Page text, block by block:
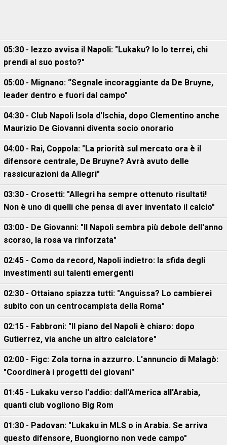
05:30 - Iezzo avvisa il Napoli: "Lukaku? Io lo terrei, chi
prendi al suo posto?"
05:00 - Mignano: “Segnale incoraggiante da De Bruyne,
leader dentro e fuori dal campo"
04:30 - Club Napoli Isola d'Ischia, dopo Clementino anche
Maurizio De Giovanni diventa socio onorario
04:00 - Rai, Coppola: "La priorità sul mercato ora è il
difensore centrale, De Bruyne? Avrà avuto delle
rassicurazioni da Allegri"
03:30 - Crosetti: "Allegri ha sempre ottenuto risultati!
Non è uno di quelli che pensa di aver inventato il calcio"
03:00 - De Giovanni: "Il Napoli sembra più debole dell'anno
scorso, la rosa va rinforzata"
02:45 - Como da record, Napoli indietro: la sfida degli
investimenti sui talenti emergenti
02:30 - Ottaiano spiazza tutti: "Anguissa? Lo cambierei
subito con un centrocampista della Roma"
02:15 - Fabbroni: "Il piano del Napoli è chiaro: dopo
Gutierrez, via anche un altro calciatore"
02:00 - Figc: Zola torna in azzurro. L'annuncio di Malagò:
"Coordinerà i progetti dei giovani"
01:45 - Lukaku verso l'addio: dall'America all'Arabia,
quanti club vogliono Big Rom
01:30 - Padovan: "Lukaku in MLS o in Arabia. Se arriva
questo difensore, Buongiorno non vede campo"